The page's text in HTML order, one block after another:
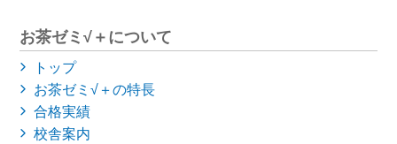
お茶ゼミ√＋について
トップ
お茶ゼミ√＋の特長
合格実績
校舎案内